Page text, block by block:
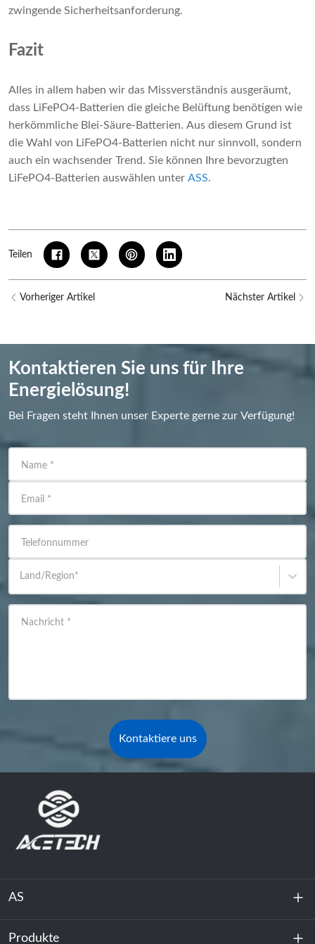
zwingende Sicherheitsanforderung.
Fazit
Alles in allem haben wir das Missverständnis ausgeräumt,
dass LiFePO4-Batterien die gleiche Belüftung benötigen wie
herkömmliche Blei-Säure-Batterien. Aus diesem Grund ist
die Wahl von LiFePO4-Batterien nicht nur sinnvoll, sondern
auch ein wachsender Trend. Sie können Ihre bevorzugten
LiFePO4-Batterien auswählen unter ASS.
Teilen
Vorheriger Artikel Nächster Artikel
Kontaktieren Sie uns für Ihre
Energielösung!
Bei Fragen steht Ihnen unser Experte gerne zur Verfügung!
Name *
Email *
Telefonnummer
Land/Region*
Nachricht *
Kontaktiere uns
AS
Über uns
Produkte